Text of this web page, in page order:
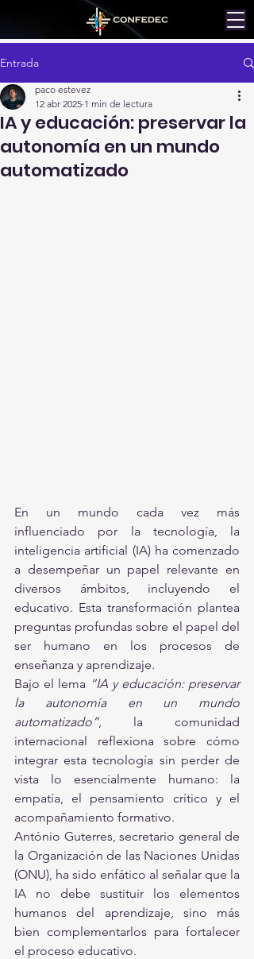
Entrada
IA y educación: preservar la
autonomía en un mundo
automatizado
paco estevez
12 abr 2025 1 min de lectura
En un mundo cada vez más
influenciado por la tecnología, la
inteligencia artificial (IA) ha comenzado
a desempeñar un papel relevante en
diversos ámbitos, incluyendo el
educativo. Esta transformación plantea
preguntas profundas sobre el papel del
ser humano en los procesos de
enseñanza y aprendizaje.
Bajo el lema “IA y educación: preservar
la autonomía en un mundo
automatizado”, la comunidad
internacional reflexiona sobre cómo
integrar esta tecnología sin perder de
vista lo esencialmente humano: la
empatía, el pensamiento crítico y el
acompañamiento formativo.
António Guterres, secretario general de
la Organización de las Naciones Unidas
(ONU), ha sido enfático al señalar que la
IA no debe sustituir los elementos
humanos del aprendizaje, sino más
bien complementarlos para fortalecer
el proceso educativo.